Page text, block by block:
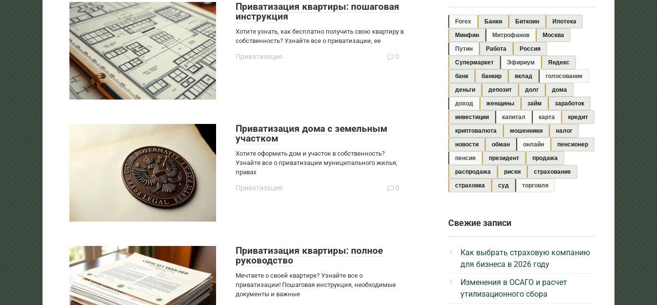
Приватизация квартиры: пошаговая
инструкция
Хотите узнать, как бесплатно получить свою квартиру в
собственность? Узнайте все о приватизации, ее
Приватизация 0
Приватизация дома с земельным
участком
Хотите оформить дом и участок в собственность?
Узнайте все о приватизации муниципального жилья,
правах
Приватизация 0
Приватизация квартиры: полное
руководство
Мечтаете о своей квартире? Узнайте все о
приватизации! Пошаговая инструкция, необходимые
документы и важные
Forex Банки Биткоин
Ипотека
Минфин
Митрофанов
Москва
Путин
Работа
Россия
Супермаркет
Эфириум
Яндекс
банк
банкир вклад
голосование
деньги
депозит долг
дома
доход
женщины займ
заработок
инвестиции
капитал карта
кредит
криптовалюта
мошенники
налог
новости
обман онлайн
пенсионер
пенсия
президент
продажа
распродажа
риски
страхование
страховка
суд торговля
Свежие записи
Как выбрать страховую компанию
для бизнеса в 2026 году
Изменения в ОСАГО и расчет
утилизационного сбора